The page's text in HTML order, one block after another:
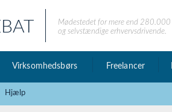
Mødestedet for mere end
og selvstændige erhvervsdrivende.
Virksomhedsbørs Freelancer
Hjælp